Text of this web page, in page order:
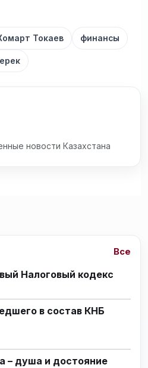
Токаев финансы
новости Казахстана
Все
Налоговый кодекс
в состав КНБ
– душа и достояние